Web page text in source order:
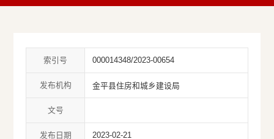
索引号 000014348/2023-00654
发布机构 金平县住房和城乡建设局
文号
发布日期 2023-02-21